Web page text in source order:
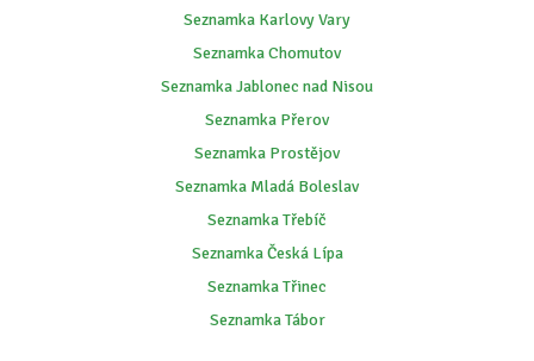
Seznamka Karlovy Vary
Seznamka Chomutov
Seznamka Jablonec nad Nisou
Seznamka Přerov
Seznamka Prostějov
Seznamka Mladá Boleslav
Seznamka Třebíč
Seznamka Česká Lípa
Seznamka Třinec
Seznamka Tábor